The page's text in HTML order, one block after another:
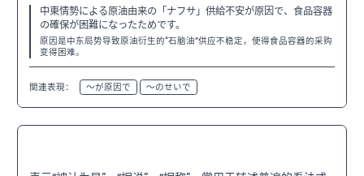
中東情勢による原油由来の「ナフサ」供給不安が原因で、食品容器
の確保が困難になったためです。
原因是中东局势导致原油衍生的“石脑油”供应不稳定，使得食品容器的采购
变得困难。
関連表現： 〜が原因で 〜のせいで